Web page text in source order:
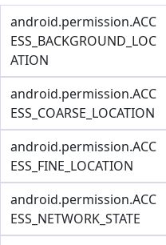
android.permission.ACC
ESS_BACKGROUND_LOC
ATION
android.permission.ACC
ESS_COARSE_LOCATION
android.permission.ACC
ESS_FINE_LOCATION
android.permission.ACC
ESS_NETWORK_STATE